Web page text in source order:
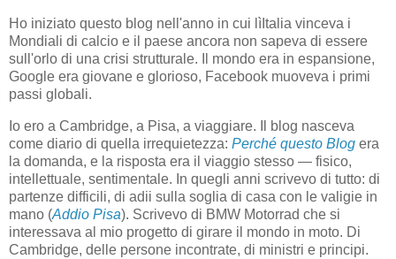
Ho iniziato questo blog nell'anno in cui lìItalia vinceva i
Mondiali di calcio e il paese ancora non sapeva di essere
sull'orlo di una crisi strutturale. Il mondo era in espansione,
Google era giovane e glorioso, Facebook muoveva i primi
passi globali.
Io ero a Cambridge, a Pisa, a viaggiare. Il blog nasceva
come diario di quella irrequietezza: Perché questo Blog era
la domanda, e la risposta era il viaggio stesso — fisico,
intellettuale, sentimentale. In quegli anni scrivevo di tutto: di
partenze difficili, di adii sulla soglia di casa con le valigie in
mano (Addio Pisa). Scrivevo di BMW Motorrad che si
interessava al mio progetto di girare il mondo in moto. Di
Cambridge, delle persone incontrate, di ministri e principi.